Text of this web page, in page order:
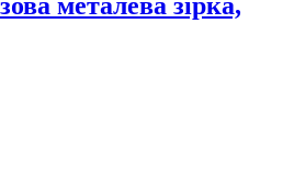
металева зірка,